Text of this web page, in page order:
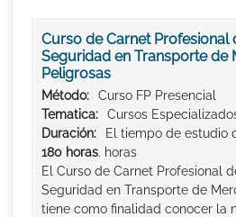
Curso de Carnet Profesional
Seguridad en Transporte de
Peligrosas
Método:
Curso FP Presencial
Tematica:
Cursos
Duración:
El tiempo de estudio
180 horas. horas
El Curso de Carnet Profesional
Seguridad en Transporte de
tiene como finalidad conocer la